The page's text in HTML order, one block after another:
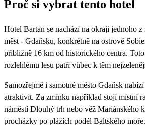
24
4 089
25 26 27
31
Proč si vybrat tento hotel
Hotel Bartan se nachází na okraji jednoho
měst - Gdaňsku, konkrétně na ostrově
přibližně 16 km od historického centra.
rozlehlému lesu patří vůbec k těm
Samozřejmě i samotné město Gdaňsk
atraktivit. Za zmínku například stojí místní
náměstí Dlouhý trh nebo věž Mariánského
procházky po plážích podél Baltského moře.